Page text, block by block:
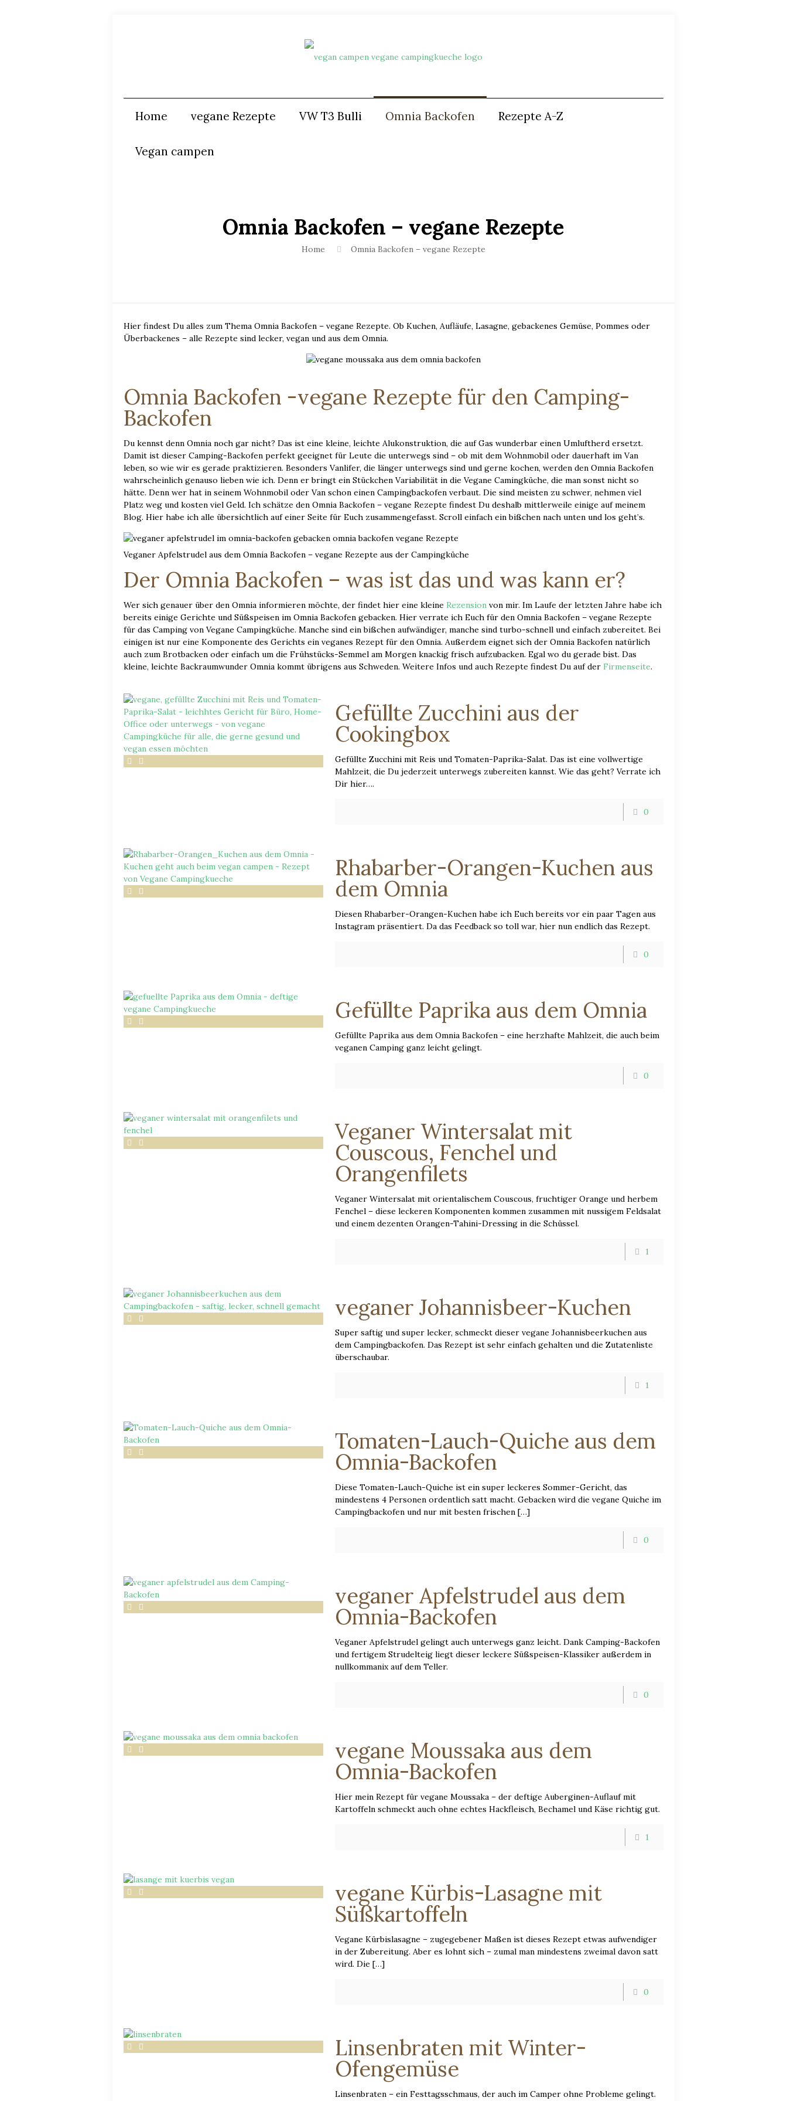
Home vegane Rezepte VW T3 Bulli Omnia Backofen Rezepte A-Z
Vegan campen
Omnia Backofen – vegane Rezepte
Home Omnia Backofen – vegane Rezepte
Hier findest Du alles zum Thema Omnia Backofen – vegane Rezepte. Ob Kuchen, Aufläufe, Lasagne, gebackenes Gemüse, Pommes oder
Überbackenes – alle Rezepte sind lecker, vegan und aus dem Omnia.
Omnia Backofen -vegane Rezepte für den Camping-
Backofen
Du kennst denn Omnia noch gar nicht? Das ist eine kleine, leichte Alukonstruktion, die auf Gas wunderbar einen Umluftherd ersetzt.
Damit ist dieser Camping-Backofen perfekt geeignet für Leute die unterwegs sind – ob mit dem Wohnmobil oder dauerhaft im Van
leben, so wie wir es gerade praktizieren. Besonders Vanlifer, die länger unterwegs sind und gerne kochen, werden den Omnia Backofen
wahrscheinlich genauso lieben wie ich. Denn er bringt ein Stückchen Variabilität in die Vegane Camingküche, die man sonst nicht so
hätte. Denn wer hat in seinem Wohnmobil oder Van schon einen Campingbackofen verbaut. Die sind meisten zu schwer, nehmen viel
Platz weg und kosten viel Geld. Ich schätze den Omnia Backofen – vegane Rezepte findest Du deshalb mittlerweile einige auf meinem
Blog. Hier habe ich alle übersichtlich auf einer Seite für Euch zusammengefasst. Scroll einfach ein bißchen nach unten und los geht’s.
Veganer Apfelstrudel aus dem Omnia Backofen – vegane Rezepte aus der Campingküche
Der Omnia Backofen – was ist das und was kann er?
Wer sich genauer über den Omnia informieren möchte, der findet hier eine kleineRezension von mir. Im Laufe der letzten Jahre habe ich
bereits einige Gerichte und Süßspeisen im Omnia Backofen gebacken. Hier verrate ich Euch für den Omnia Backofen – vegane Rezepte
für das Camping von Vegane Campingküche. Manche sind ein bißchen aufwändiger, manche sind turbo-schnell und einfach zubereitet. Bei
einigen ist nur eine Komponente des Gerichts ein veganes Rezept für den Omnia. Außerdem eignet sich der Omnia Backofen natürlich
auch zum Brotbacken oder einfach um die Frühstücks-Semmel am Morgen knackig frisch aufzubacken. Egal wo du gerade bist. Das
kleine, leichte Backraumwunder Omnia kommt übrigens aus Schweden. Weitere Infos und auch Rezepte findest Du auf derFirmenseite.
Gefüllte Zucchini aus der
Cookingbox
Gefüllte Zucchini mit Reis und Tomaten-Paprika-Salat. Das ist eine vollwertige
Mahlzeit, die Du jederzeit unterwegs zubereiten kannst. Wie das geht? Verrate ich
Dir hier….
0
Rhabarber-Orangen-Kuchen aus
dem Omnia
Diesen Rhabarber-Orangen-Kuchen habe ich Euch bereits vor ein paar Tagen aus
Instagram präsentiert. Da das Feedback so toll war, hier nun endlich das Rezept.
0
Gefüllte Paprika aus dem Omnia
Gefüllte Paprika aus dem Omnia Backofen – eine herzhafte Mahlzeit, die auch beim
veganen Camping ganz leicht gelingt.
0
Veganer Wintersalat mit
Couscous, Fenchel und
Orangenfilets
Veganer Wintersalat mit orientalischem Couscous, fruchtiger Orange und herbem
Fenchel – diese leckeren Komponenten kommen zusammen mit nussigem Feldsalat
und einem dezenten Orangen-Tahini-Dressing in die Schüssel.
1
veganer Johannisbeer-Kuchen
Super saftig und super lecker, schmeckt dieser vegane Johannisbeerkuchen aus
dem Campingbackofen. Das Rezept ist sehr einfach gehalten und die Zutatenliste
überschaubar.
1
Tomaten-Lauch-Quiche aus dem
Omnia-Backofen
Diese Tomaten-Lauch-Quiche ist ein super leckeres Sommer-Gericht, das
mindestens 4 Personen ordentlich satt macht. Gebacken wird die vegane Quiche im
Campingbackofen und nur mit besten frischen […]
0
veganer Apfelstrudel aus dem
Omnia-Backofen
Veganer Apfelstrudel gelingt auch unterwegs ganz leicht. Dank Camping-Backofen
und fertigem Strudelteig liegt dieser leckere Süßspeisen-Klassiker außerdem in
nullkommanix auf dem Teller.
0
vegane Moussaka aus dem
Omnia-Backofen
Hier mein Rezept für vegane Moussaka – der deftige Auberginen-Auflauf mit
Kartoffeln schmeckt auch ohne echtes Hackfleisch, Bechamel und Käse richtig gut.
1
vegane Kürbis-Lasagne mit
Süßkartoffeln
Vegane Kürbislasagne – zugegebener Maßen ist dieses Rezept etwas aufwendiger
in der Zubereitung. Aber es lohnt sich – zumal man mindestens zweimal davon satt
wird. Die […]
0
Linsenbraten mit Winter-
Ofengemüse
Linsenbraten – ein Festtagsschmaus, der auch im Camper ohne Probleme gelingt.